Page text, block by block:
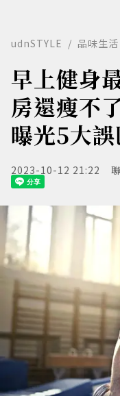
udnSTYLE 品味生活
早上健身
房還瘦不
曝光5大
2023-10-12 21:22